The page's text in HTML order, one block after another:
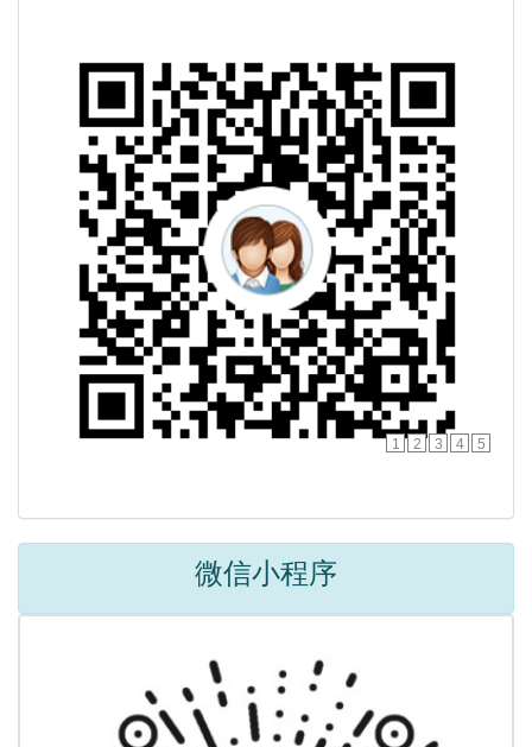
1 2 3 4 5
微信小程序